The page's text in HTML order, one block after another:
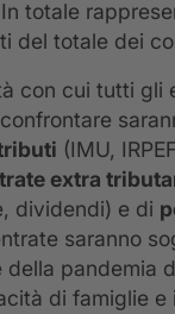
totale
del totale dei
con cui tutti gli
(IMU,
extra
dividendi) e di
saranno
pandemia
di famiglie e